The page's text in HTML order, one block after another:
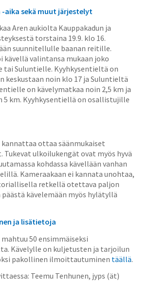
aika sekä muut järjestelyt
Aren aukiolta Kauppakadun ja
torstaina 19.9. klo 16.
suunnitellulle baanan reitille.
kävellä valintansa mukaan joko
tai Suluntielle. Kyyhkysentieltä on
keskustaan noin klo 17 ja Suluntieltä
on kävelymatkaa noin 2,5 km ja
5 km. Kyyhkysentiellä on osallistujille
kannattaa ottaa säänmukaiset
ulkoilukengät ovat myös hyvä
kohdassa kävellään vanhan
Kameraakaan ei kannata unohtaa,
retkellä otettava paljon
päästä kävelemään myös hylätyllä
ja lisätietoja
50 ensimmäiseksi
Kävelylle on kuljetusten ja tarjoilun
pakollinen ilmoittautuminen täällä.
Teemu Tenhunen, jyps (ät)